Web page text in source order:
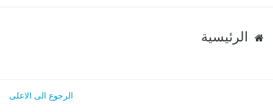
الرئيسية
الرجوع الى الاعلى